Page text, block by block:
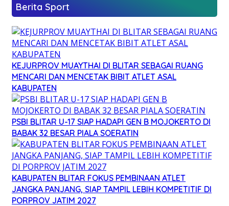
Berita Sport
KEJURPROV MUAYTHAI DI BLITAR SEBAGAI RUANG
MENCARI DAN MENCETAK BIBIT ATLET ASAL
KABUPATEN
PSBI BLITAR U-17 SIAP HADAPI GEN B MOJOKERTO DI
BABAK 32 BESAR PIALA SOERATIN
KABUPATEN BLITAR FOKUS PEMBINAAN ATLET
JANGKA PANJANG, SIAP TAMPIL LEBIH KOMPETITIF DI
PORPROV JATIM 2027